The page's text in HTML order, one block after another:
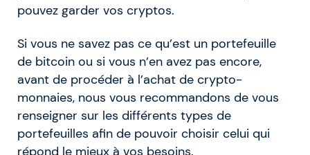
pouvez garder vos cryptos.
Si vous ne savez pas ce qu’est un portefeuille
de bitcoin ou si vous n’en avez pas encore,
avant de procéder à l’achat de crypto-
monnaies, nous vous recommandons de vous
renseigner sur les différents types de
portefeuilles afin de pouvoir choisir celui qui
répond le mieux à vos besoins.